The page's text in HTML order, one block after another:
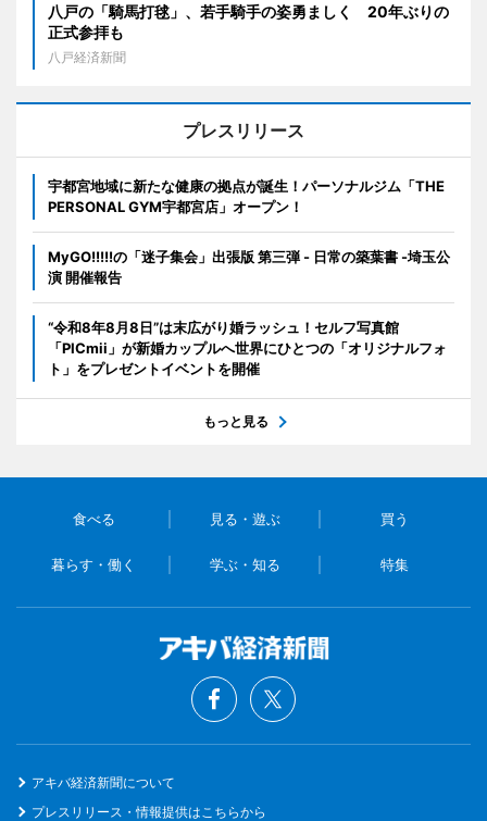
八戸の「騎馬打毬」、若手騎手の姿勇ましく 20年ぶりの
正式参拝も
八戸経済新聞
プレスリリース
宇都宮地域に新たな健康の拠点が誕生！パーソナルジム「THE
PERSONAL GYM宇都宮店」オープン！
MyGO!!!!!の「迷子集会」出張版 第三弾 - 日常の築葉書 -埼玉公
演 開催報告
“令和8年8月8日”は末広がり婚ラッシュ！セルフ写真館
「PICmii」が新婚カップルへ世界にひとつの「オリジナルフォ
ト」をプレゼントイベントを開催
もっと見る
食べる 見る・遊ぶ 買う
暮らす・働く 学ぶ・知る 特集
アキバ経済新聞について
プレスリリース・情報提供はこちらから